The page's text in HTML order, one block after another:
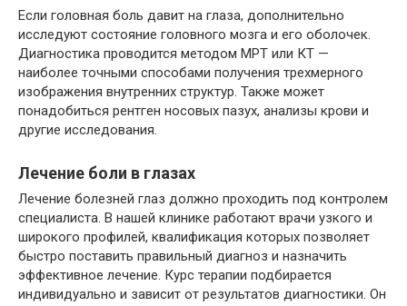
Если головная боль давит на глаза, дополнительно
исследуют состояние головного мозга и его оболочек.
Диагностика проводится методом МРТ или КТ —
наиболее точными способами получения трехмерного
изображения внутренних структур. Также может
понадобиться рентген носовых пазух, анализы крови и
другие исследования.
Лечение боли в глазах
Лечение болезней глаз должно проходить под контролем
специалиста. В нашей клинике работают врачи узкого и
широкого профилей, квалификация которых позволяет
быстро поставить правильный диагноз и назначить
эффективное лечение. Курс терапии подбирается
индивидуально и зависит от результатов диагностики. Он